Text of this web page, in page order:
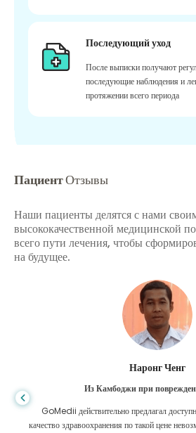
Последующий уход
После выписки получают
последующие наблюдения и
протяжении всего периода
ПациентОтзывы
Наши пациенты делятся с нами
высококачественной медицинской
всего пути лечения, чтобы
на будущее.
Шандха Дас
Из Бангладеш для
Я поблагодарил своего сына и блестящую
помогли мне в моем путешествии из